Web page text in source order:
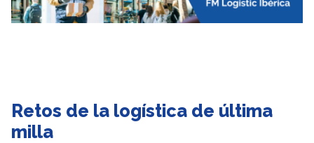
Retos de la logística de última
milla